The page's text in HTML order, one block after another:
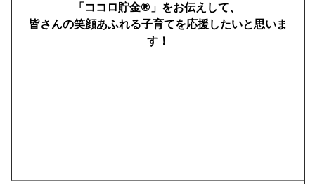
「ココロ貯金®」をお伝えして、
皆さんの笑顔あふれる子育てを応援したいと思いま
す！